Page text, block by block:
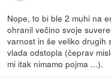
Nope, to bi ble 2 muhi na
ohranil večino svoje
varnost in še veliko drugih
vlada odstopla (čeprav
mi itak nimamo pojma ...).